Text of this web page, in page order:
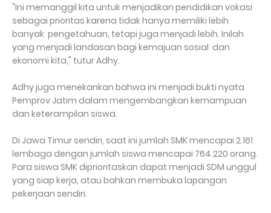
"Ini memanggil kita untuk menjadikan pendidikan vokasi
sebagai prioritas karena tidak hanya memiliki lebih
banyak pengetahuan, tetapi juga menjadi lebih. Inilah
yang menjadi landasan bagi kemajuan sosial dan
ekonomi kita," tutur Adhy.
Adhy juga menekankan bahwa ini menjadi bukti nyata
Pemprov Jatim dalam mengembangkan kemampuan
dan keterampilan siswa.
Di Jawa Timur sendiri, saat ini jumlah SMK mencapai 2.161
lembaga dengan jumlah siswa mencapai 764.220 orang.
Para siswa SMK diprioritaskan dapat menjadi SDM unggul
yang siap kerja, atau bahkan membuka lapangan
pekerjaan sendiri.